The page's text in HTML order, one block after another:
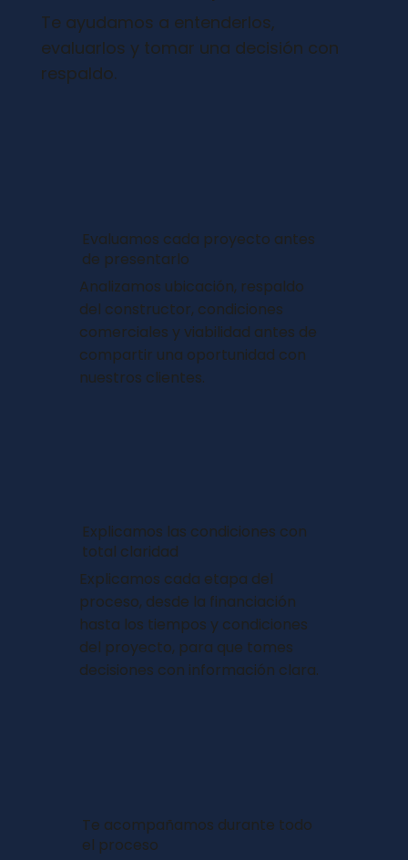
Te ayudamos a entenderlos,
evaluarlos y tomar una decisión con
respaldo.
Evaluamos cada proyecto antes
de presentarlo
Analizamos ubicación, respaldo
del constructor, condiciones
comerciales y viabilidad antes de
compartir una oportunidad con
nuestros clientes.
Explicamos las condiciones con
total claridad
Explicamos cada etapa del
proceso, desde la financiación
hasta los tiempos y condiciones
del proyecto, para que tomes
decisiones con información clara.
Te acompañamos durante todo
el proceso